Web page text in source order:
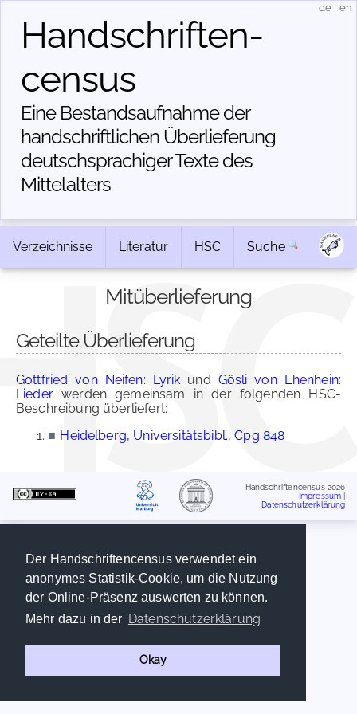
Der Handschriftencensus verwendet ein
anonymes Statistik-Cookie, um die Nutzung
der Online-Präsenz auswerten zu können.
Mehr dazu in der Datenschutzerklärung
Okay
Handschriften­
census
Eine Bestandsaufnahme der
handschriftlichen Über­lieferung
deutschsprachiger Texte des
Mittelalters
de en
Verzeichnisse Literatur HSC Suche
Mitüberlieferung
Geteilte Überlieferung
Gottfried von Neifen: Lyrik und Gösli von Ehenhein:
Liederwerden gemeinsam in der folgenden HSC-
Beschreibung überliefert:
■ Heidelberg, Universitätsbibl., Cpg 848
Handschriftencensus 2026
Impressum
Datenschutzerklärung